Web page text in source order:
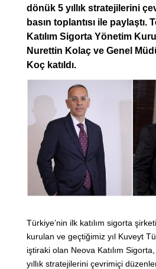
dönük 5 yıllık stratejilerini
basın toplantısı ile paylaştı.
Katılım Sigorta Yönetim
Nurettin Kolaç ve Genel
Koç katıldı.
Türkiye’nin ilk katılım sigorta
kurulan ve geçtiğimiz yıl Kuveyt
iştiraki olan Neova Katılım
yıllık stratejilerini çevrimiçi